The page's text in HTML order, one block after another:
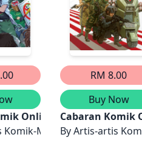
Sekolah Pertama
Online Malaysia
M
RM 8.00
Buy Now
Cabaran Komik
ByArtis-artis